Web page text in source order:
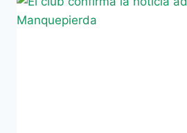
DOMICILIADO
TAMBIÉN